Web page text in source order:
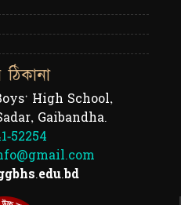
High School,
Gaibandha.
52254